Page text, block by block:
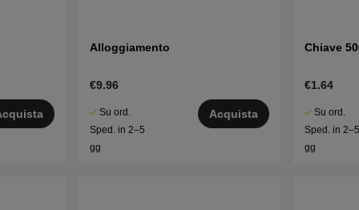
Alloggiamento
€9.96
Su ord.
Sped. in 2–5
gg
Acquista
Chiave
€1.64
Su ord.
Sped. in
gg